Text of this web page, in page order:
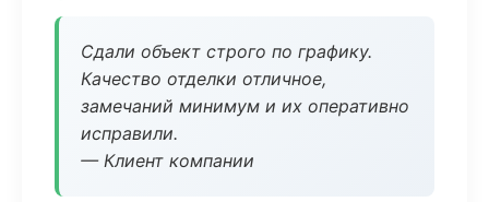
Сдали объект строго по графику.
Качество отделки отличное,
замечаний минимум и их оперативно
исправили.
— Клиент компании